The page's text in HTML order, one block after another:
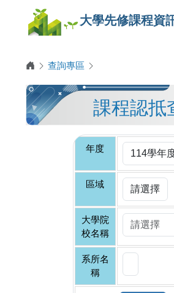
大學先修課程資
查詢專區
課程認抵
年度
區域
大學院
校名稱
系所名
稱